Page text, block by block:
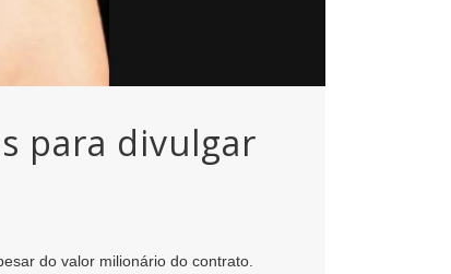
para divulgar
do valor milionário do contrato.